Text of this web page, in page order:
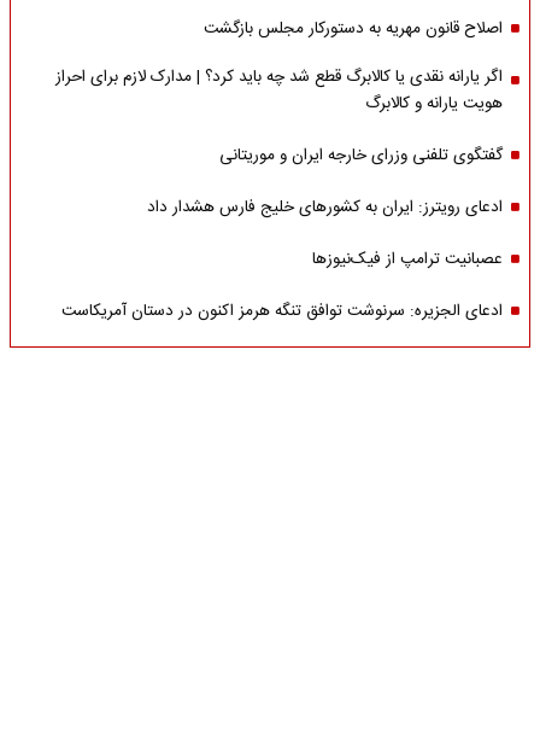
اصلاح قانون مهریه به دستورکار مجلس بازگشت
اگر یارانه نقدی یا کالابرگ قطع شد چه باید کرد؟ | مدارک لازم برای احراز
هویت یارانه و کالابرگ
گفتگوی تلفنی وزرای خارجه ایران و موریتانی
ادعای رویترز: ایران به کشورهای خلیج فارس هشدار داد
عصبانیت ترامپ از فیک‌نیوزها
ادعای الجزیره: سرنوشت توافق تنگه هرمز اکنون در دستان آمریکاست